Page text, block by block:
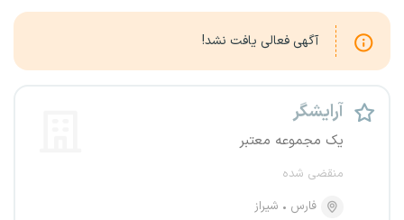
آگهی فعالی یافت نشد!
آرایشگر
یک مجموعه معتبر
منقضی شده
فارس
شیراز